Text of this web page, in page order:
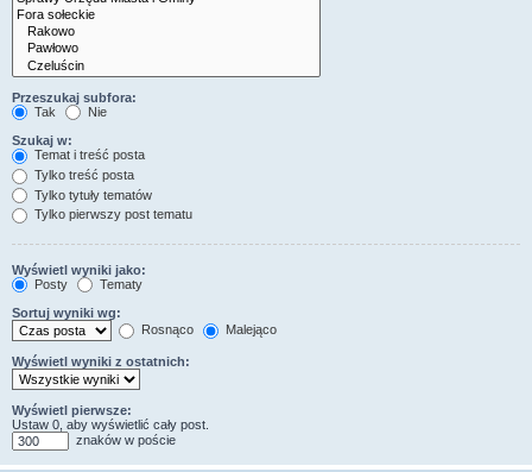
Przeszukaj subfora:
Tak
Nie
Szukaj w:
Temat i treść posta
Tylko treść posta
Tylko tytuły tematów
Tylko pierwszy post tematu
Wyświetl wyniki jako:
Posty
Tematy
Sortuj wyniki wg:
Rosnąco
Malejąco
Wyświetl wyniki z ostatnich:
Wyświetl pierwsze:
Ustaw 0, aby wyświetlić cały post.
znaków w poście